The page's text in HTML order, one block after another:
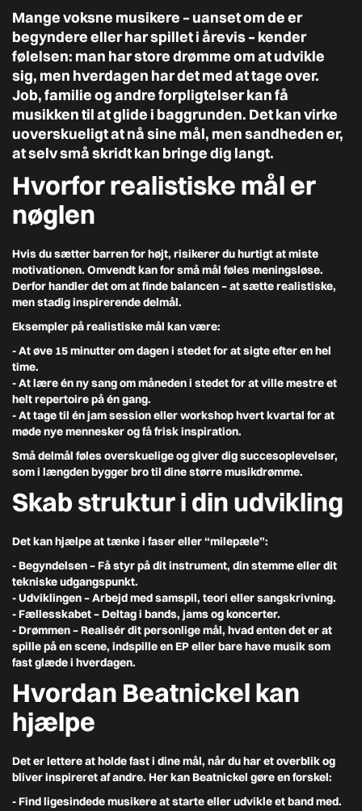
Mange voksne musikere – uanset om de er
begyndere eller har spillet i årevis – kender
følelsen: man har store drømme om at udvikle
sig, men hverdagen har det med at tage over.
Job, familie og andre forpligtelser kan få
musikken til at glide i baggrunden. Det kan virke
uoverskueligt at nå sine mål, men sandheden er,
at selv små skridt kan bringe dig langt.
Hvorfor realistiske mål er
nøglen
Hvis du sætter barren for højt, risikerer du hurtigt at miste
motivationen. Omvendt kan for små mål føles meningsløse.
Derfor handler det om at finde balancen – at sætte realistiske,
men stadig inspirerende delmål.
Eksempler på realistiske mål kan være:
- At øve 15 minutter om dageni stedet for at sigte efter en hel
time.
- At lære én ny sang om månedeni stedet for at ville mestre et
helt repertoire på én gang.
- At tage til én jam session eller workshop hvert kvartal for at
møde nye mennesker og få frisk inspiration.
Små delmål føles overskuelige og giver dig succesoplevelser,
som i længden bygger bro til dine større musikdrømme.
Skab struktur i din udvikling
Det kan hjælpe at tænke i faser eller “milepæle”:
- Begyndelsen– Få styr på dit instrument, din stemme eller dit
tekniske udgangspunkt.
- Udviklingen– Arbejd med samspil, teori eller sangskrivning.
- Fællesskabet– Deltag i bands, jams og koncerter.
- Drømmen– Realisér dit personlige mål, hvad enten det er at
spille på en scene, indspille en EP eller bare have musik som
fast glæde i hverdagen.
Hvordan Beatnickel kan
hjælpe
Det er lettere at holde fast i dine mål, når du har et overblik og
bliver inspireret af andre. Her kan Beatnickel gøre en forskel:
- Find ligesindede musikereat starte eller udvikle et band med.